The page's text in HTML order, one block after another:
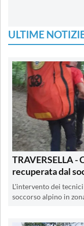
ULTIME
TRAVERSELLA -
recuperata dal
L'intervento dei tecnici
soccorso alpino in